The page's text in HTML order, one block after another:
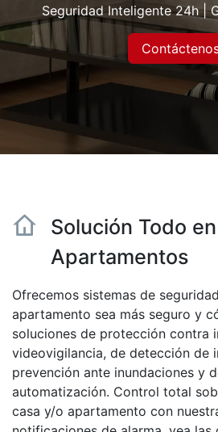
Seguridad Inteligente 24h |
Solución Todo
Apartamentos
Ofrecemos sistemas de
apartamento sea más seguro y
soluciones de protección contra
videovigilancia, de detección de
prevención ante inundaciones y
automatización. Control total
casa y/o apartamento con